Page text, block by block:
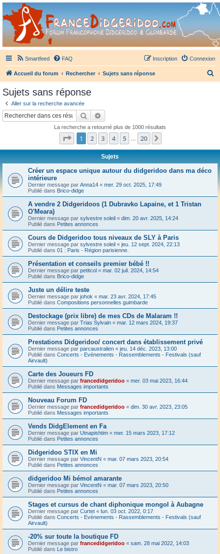
France Didgeridoo
Didgeridoo et Guimbarde sur France Didgeridoo - retrouvez la communauté.
Smartfeed FAQ Connexion
Inscription
Accueil du forum Rechercher Sujets sans réponse
Sujets sans réponse
Aller sur la recherche avancée
Rechercher
La recherche a retourné plus de 1000 résultats
Page 1sur20
1 2 3 4 5 20
Sujets
Créer un espace unique autour du didgeridoo dans ma déco
intérieure
Dernier message par Anna14 « mer. 29 oct. 2025, 17:49
Publié dans Brico-didge
A vendre 2 Didgeridoos (1 Dubravko Lapaine, et 1 Tristan
O'Meara)
Dernier message par sylvestre soleil « dim. 20 avr. 2025, 14:24
Publié dans Petites annonces
Cours de Didgeridoo tous niveaux de SLY à Paris
Dernier message par sylvestre soleil « jeu. 12 sept. 2024, 22:13
Publié dans 01 : Paris - Région parisienne.
Présentation et conseils premier bébé !!
Dernier message par petitcol « mar. 02 juil. 2024, 14:54
Publié dans Brico-didge
Juste un délire teste
Dernier message par johok « mar. 23 avr. 2024, 17:45
Publié dans Compositions personnelles guimbarde
Destockage (prix libre) de mes CDs de Malaram !!
Dernier message par Trias Sylvain « mar. 12 mars 2024, 19:37
Publié dans Petites annonces
Prestations Didgeridoo/ concert dans établissement privé
Dernier message par parcaustralien « jeu. 14 déc. 2023, 13:00
Publié dans Concerts - Evénements - Rassemblements - Festivals (sauf
Airvault)
Carte des Joueurs FD
Dernier message par francedidgeridoo « mer. 03 mai 2023, 16:44
Publié dans Messages importants
Nouveau Forum FD
Dernier message par francedidgeridoo « dim. 30 avr. 2023, 23:05
Publié dans Messages importants
Vends DidgElement en Fa
Dernier message par Utnapishtim « mer. 15 mars 2023, 17:12
Publié dans Petites annonces
Didgeridoo STIX en Mi
Dernier message par VincentN « mar. 07 mars 2023, 20:54
Publié dans Petites annonces
didgeridoo Mi bémol amarante
Dernier message par VincentN « mar. 07 mars 2023, 20:50
Publié dans Petites annonces
Stages et cursus de chant diphonique mongol à Aubagne
Dernier message par Curtet « lun. 03 oct. 2022, 0:17
Publié dans Concerts - Evénements - Rassemblements - Festivals (sauf
Airvault)
-20% sur toute la boutique FD
Dernier message par francedidgeridoo « sam. 28 mai 2022, 14:03
Publié dans Le bistro